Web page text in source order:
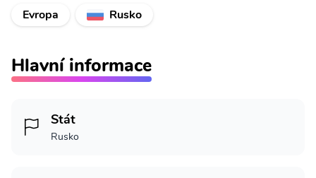
Evropa
Rusko
Hlavní informace
Stát
Rusko